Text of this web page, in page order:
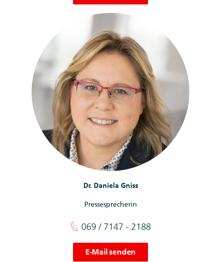
Dr. Daniela Gniss
Pressesprecherin
069 / 7147 - 2188
E-Mail senden